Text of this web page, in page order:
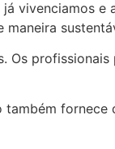
vivenciamos e
Os
fornece